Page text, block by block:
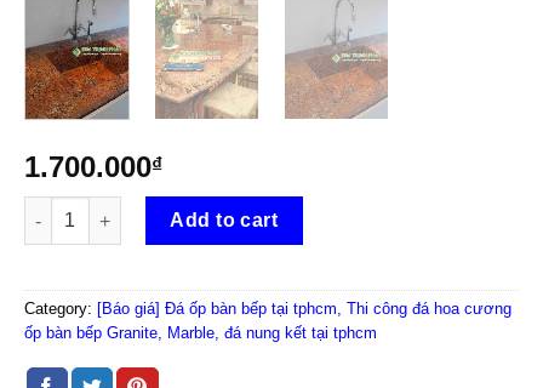
1.700.000₫
Mẫu bàn bếp đá Đỏ Alaska quantity
Add to cart
Category: [Báo giá] Đá ốp bàn bếp tại tphcm, Thi công đá hoa cương
ốp bàn bếp Granite, Marble, đá nung kết tại tphcm